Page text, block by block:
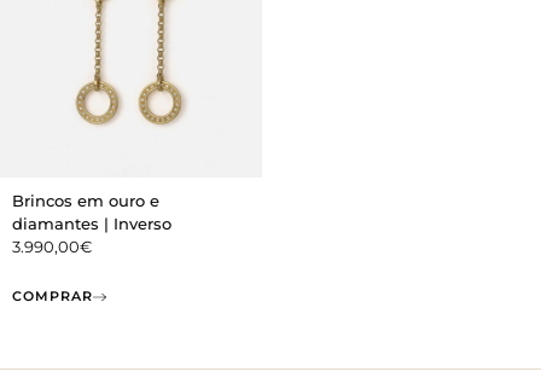
Brincos em ouro e
diamantes | Inverso
3.990,00€
COMPRAR